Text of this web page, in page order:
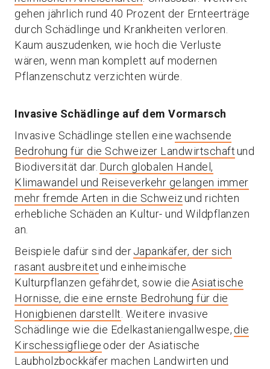
gehen jährlich rund 40 Prozent der Ernteerträge
durch Schädlinge und Krankheiten verloren.
Kaum auszudenken, wie hoch die Verluste
wären, wenn man komplett auf modernen
Pflanzenschutz verzichten würde.
Invasive Schädlinge auf dem Vormarsch
Invasive Schädlinge stellen einewachsende
Bedrohung für die Schweizer Landwirtschaftund
Biodiversität dar. Durch globalen Handel,
Klimawandel und Reiseverkehr gelangen immer
mehr fremde Arten in die Schweizund richten
erhebliche Schäden an Kultur- und Wildpflanzen
an.
Beispiele dafür sind derJapankäfer, der sich
rasant ausbreitetund einheimische
Kulturpflanzen gefährdet, sowie dieAsiatische
Hornisse, die eine ernste Bedrohung für die
Honigbienen darstellt . Weitere invasive
Schädlinge wie die Edelkastaniengallwespe, die
Kirschessigfliege oder der Asiatische
Laubholzbockkäfer machen Landwirten und